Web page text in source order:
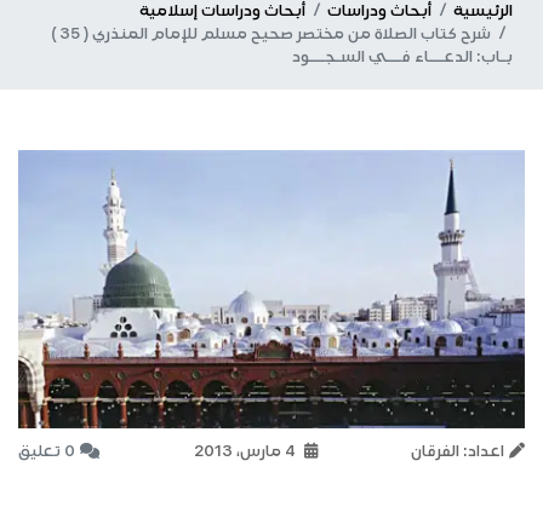
الرئيسية أبحاث ودراسات
أبحاث ودراسات إسلامية
شرح كتاب الصلاة من مختصر صحيح مسلم للإمام المنذري ( 35 )
بـاب: الدعـــاء فـــي السـجـــود
اعداد: الفرقان 0 تعليق